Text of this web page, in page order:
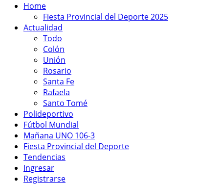
Home
Fiesta Provincial del Deporte 2025
Actualidad
Todo
Colón
Unión
Rosario
Santa Fe
Rafaela
Santo Tomé
Polideportivo
Fútbol Mundial
Mañana UNO 106-3
Fiesta Provincial del Deporte
Tendencias
Ingresar
Registrarse